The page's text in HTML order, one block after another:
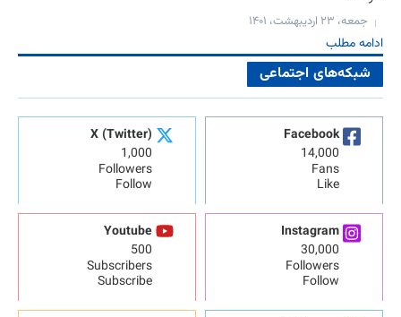
جمعه، ۲۳ اردیبهشت، ۱۴۰۱
ادامه مطلب
شبکه‌های اجتماعی
Facebook
14,000
Fans
Like
X (Twitter)
1,000
Followers
Follow
Instagram
30,000
Followers
Follow
Youtube
500
Subscribers
Subscribe